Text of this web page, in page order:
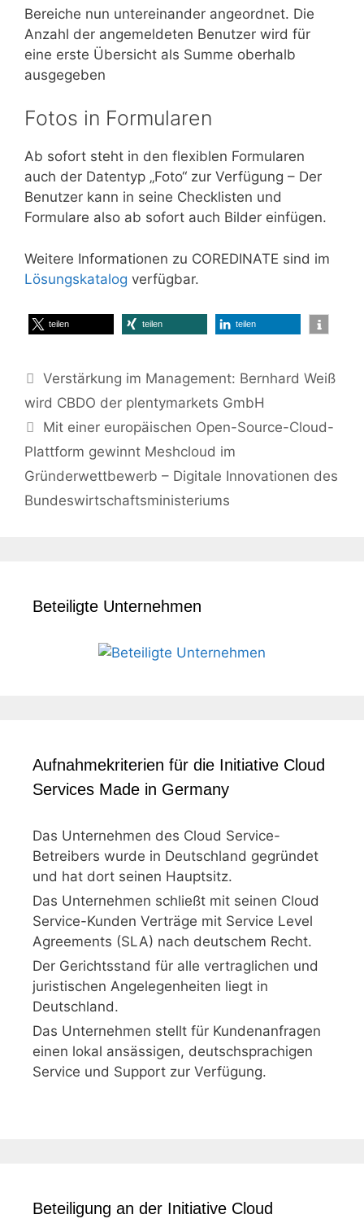
Bereiche nun untereinander angeordnet. Die
Anzahl der angemeldeten Benutzer wird für
eine erste Übersicht als Summe oberhalb
ausgegeben
Fotos in Formularen
Ab sofort steht in den flexiblen Formularen
auch der Datentyp „Foto“ zur Verfügung – Der
Benutzer kann in seine Checklisten und
Formulare also ab sofort auch Bilder einfügen.
Weitere Informationen zu COREDINATE sind im
Lösungskatalog verfügbar.
teilen teilen teilen
Verstärkung im Management: Bernhard Weiß
wird CBDO der plentymarkets GmbH
Mit einer europäischen Open-Source-Cloud-
Plattform gewinnt Meshcloud im
Gründerwettbewerb – Digitale Innovationen des
Bundeswirtschaftsministeriums
Beteiligte Unternehmen
Aufnahmekriterien für die Initiative Cloud
Services Made in Germany
Das Unternehmen des Cloud Service-
Betreibers wurde in Deutschland gegründet
und hat dort seinen Hauptsitz.
Das Unternehmen schließt mit seinen Cloud
Service-Kunden Verträge mit Service Level
Agreements (SLA) nach deutschem Recht.
Der Gerichtsstand für alle vertraglichen und
juristischen Angelegenheiten liegt in
Deutschland.
Das Unternehmen stellt für Kundenanfragen
einen lokal ansässigen, deutschsprachigen
Service und Support zur Verfügung.
Beteiligung an der Initiative Cloud